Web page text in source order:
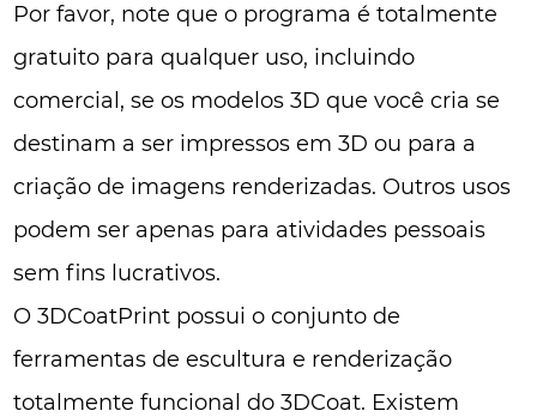
Por favor, note que o programa é totalmente
gratuito para qualquer uso, incluindo
comercial, se os modelos 3D que você cria se
destinam a ser impressos em 3D ou para a
criação de imagens renderizadas. Outros usos
podem ser apenas para atividades pessoais
sem fins lucrativos.
O 3DCoatPrint possui o conjunto de
ferramentas de escultura e renderização
totalmente funcional do 3DCoat. Existem